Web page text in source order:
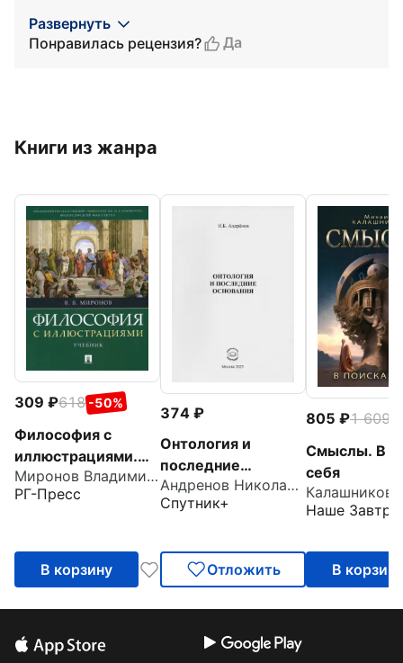
Развернуть
Понравилась рецензия?
Да
Книги из жанра
309 618 -50%
Философия с
иллюстрациями.
Учебник
Миронов Владимир Васильевич
РГ-Пресс
В корзину
374
Онтология и
последние
основания
Андренов Николай Бадмаевич
Спутник+
Отложить
805 1 609
Смыслы. В
себя
Наше Завтра
В корзину